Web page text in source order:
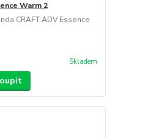
Warm 2
CRAFT ADV Essence
Skladem